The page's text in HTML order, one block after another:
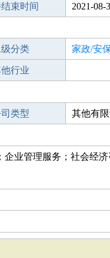
束时间 2021-08-
级分类 家政/安
行业
类型 其他有
业管理服务；社会经